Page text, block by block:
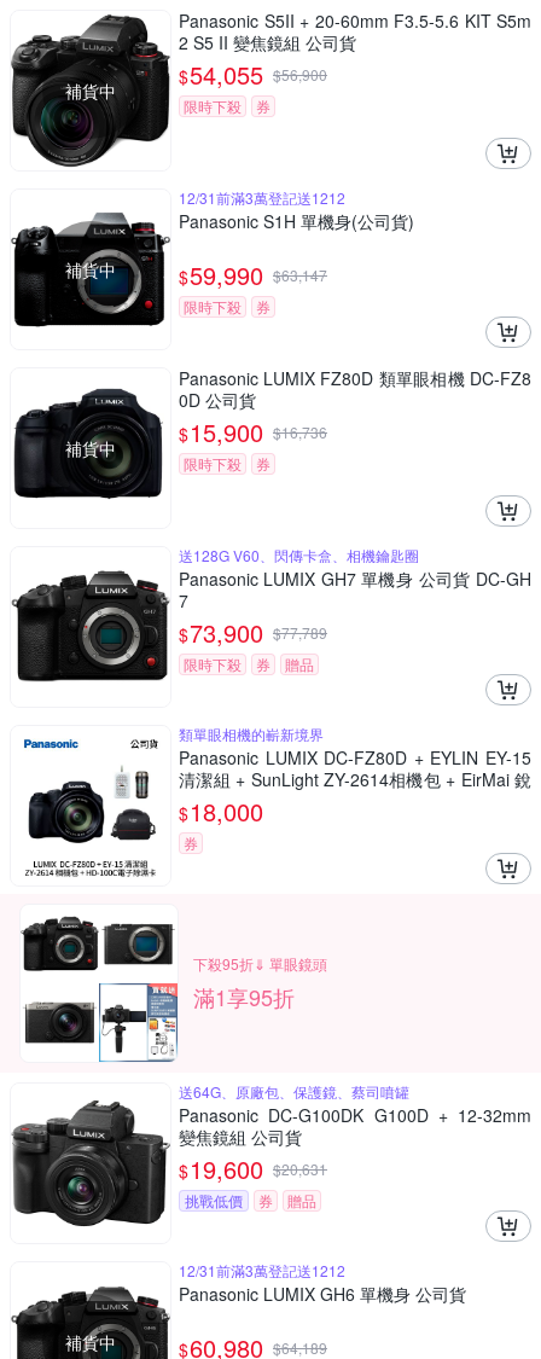
補貨中
Panasonic S5II + 20-60mm F3.5-5.6 KIT S5m
2 S5 II 變焦鏡組 公司貨
$54,055 $56,900
限時下殺
券
補貨中
12/31前滿3萬登記送1212
Panasonic S1H 單機身(公司貨)
$59,990 $63,147
限時下殺
券
補貨中
Panasonic LUMIX FZ80D 類單眼相機 DC-FZ8
0D 公司貨
$15,900 $16,736
限時下殺
券
送128G V60、閃傳卡盒、相機鑰匙圈
Panasonic LUMIX GH7 單機身 公司貨 DC-GH
7
$73,900 $77,789
限時下殺
券 贈品
類單眼相機的嶄新境界
Panasonic LUMIX DC-FZ80D + EYLIN EY-15
清潔組 + SunLight ZY-2614相機包 + EirMai 銳
瑪 HD-100C電子除濕卡 FZ80D (公司貨)
$18,000
券
下殺95折⇓ 單眼鏡頭
滿1享95折
送64G、原廠包、保護鏡、蔡司噴罐
Panasonic DC-G100DK G100D + 12-32mm
變焦鏡組 公司貨
$19,600 $20,631
挑戰低價
券 贈品
補貨中
12/31前滿3萬登記送1212
Panasonic LUMIX GH6 單機身 公司貨
$60,980 $64,189